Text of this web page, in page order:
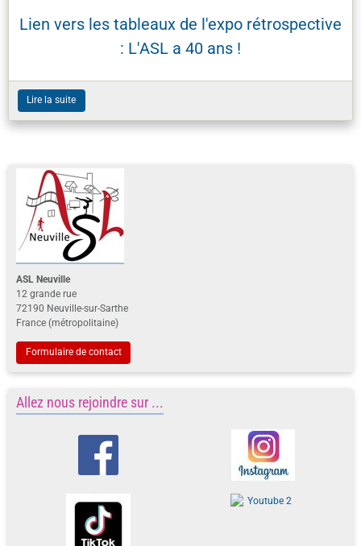
Lien vers les tableaux de l'expo rétrospective
: L'ASL a 40 ans !
Lire la suite
ASL Neuville
12 grande rue
72190 Neuville-sur-Sarthe
France (métropolitaine)
Formulaire de contact
Allez nous rejoindre sur ...